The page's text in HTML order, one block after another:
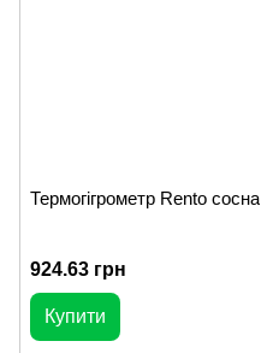
Термогігрометр Rento сосна
924.63 грн
Купити